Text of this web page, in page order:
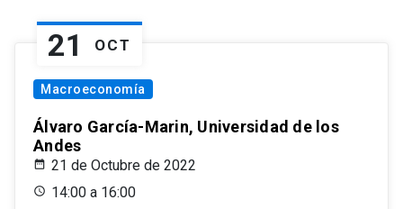
21 OCT
Macroeconomía
Álvaro García-Marin, Universidad de los
Andes
21 de Octubre de 2022
14:00 a 16:00